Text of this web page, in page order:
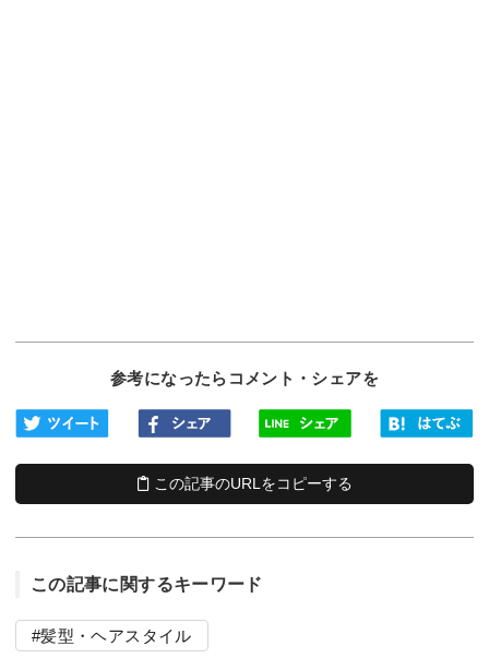
参考になったらコメント・シェアを
この記事のURLをコピーする
この記事に関するキーワード
髪型・ヘアスタイル